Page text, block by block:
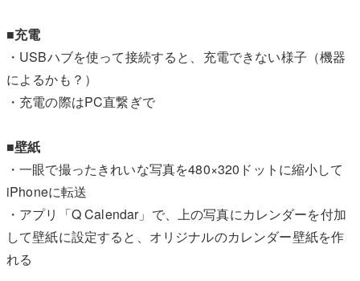
■充電
・USBハブを使って接続すると、充電できない様子（機器
によるかも？）
・充電の際はPC直繋ぎで
■壁紙
・一眼で撮ったきれいな写真を480×320ドットに縮小して
iPhoneに転送
・アプリ「Q Calendar」で、上の写真にカレンダーを付加
して壁紙に設定すると、オリジナルのカレンダー壁紙を作
れる